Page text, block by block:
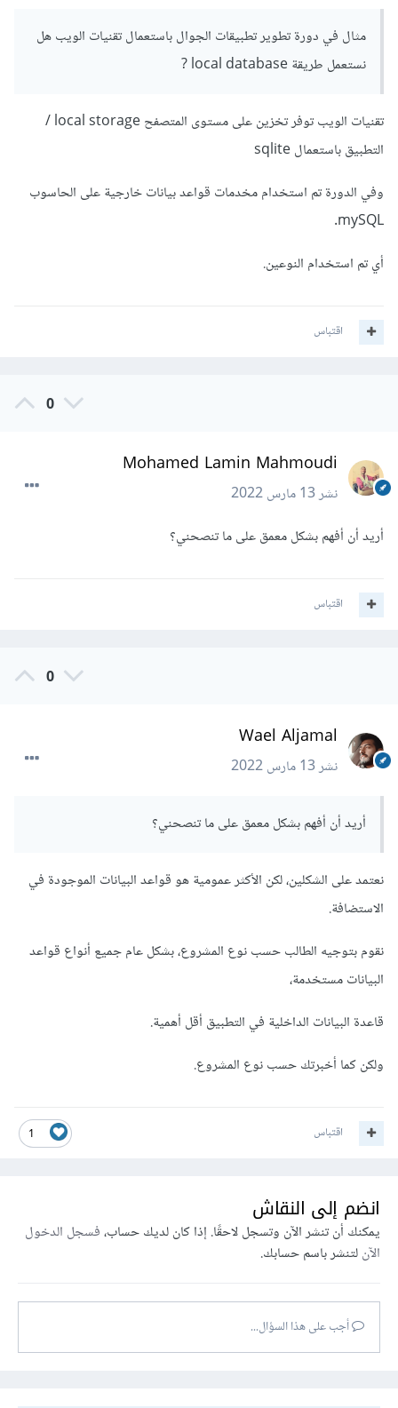
يقوم بحجب وصول المطور لها، و منهم من يعرضها، ولكن إن قمت
بعمل استعلامات لجلب المعلومات فبالطبع سوف تظهر لك.
مع العلم، إمكانية التعديل برمجياً على البيانات ممكنة، ولكن حسب
برمجتك للصلاحيات لكل مستخدم و أدوارهم، أي كيف تحمي
مثال في دورة تطوير تطبيقات الجوال باستعمال تقنيات الويب هل
نستعمل طريقة local database ?
تقنيات الويب توفر تخزين على مستوى المتصفح local storage /
التطبيق باستعمال sqlite
وفي الدورة تم استخدام مخدمات قواعد بيانات خارجية على الحاسوب
mySQL.
أي تم استخدام النوعين.
اقتباس
0
Mohamed Lamin Mahmoudi
نشر13 مارس 2022
أريد أن أفهم بشكل معمق على ما تنصحني؟
اقتباس
0
Wael Aljamal
نشر13 مارس 2022
أريد أن أفهم بشكل معمق على ما تنصحني؟
نعتمد على الشكلين، لكن الأكثر عمومية هو قواعد البيانات الموجودة في
الاستضافة.
نقوم بتوجيه الطالب حسب نوع المشروع، بشكل عام جميع أنواع قواعد
البيانات مستخدمة،
قاعدة البيانات الداخلية في التطبيق أقل أهمية.
ولكن كما أخبرتك حسب نوع المشروع.
1 اقتباس
انضم إلى النقاش
يمكنك أن تنشر الآن وتسجل لاحقًا. إذا كان لديك حساب،فسجل الدخول
الآنلتنشر باسم حسابك.
أجب على هذا السؤال...